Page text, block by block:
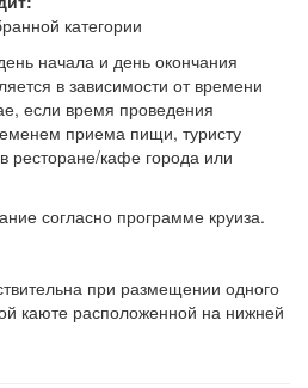
категории
начала и день окончания
в зависимости от времени
если время проведения
приема пищи, туристу
ресторане/кафе города или
согласно программе круиза.
при размещении одного
каюте расположенной на нижней